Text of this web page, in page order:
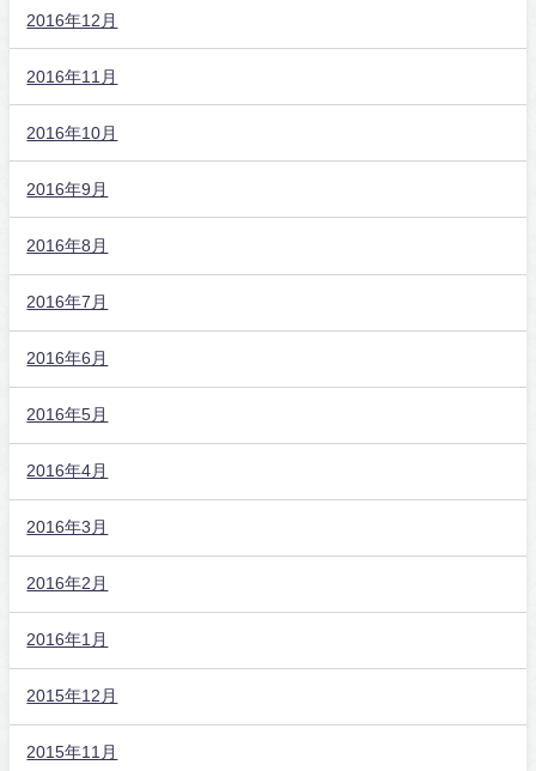
2016年12月
2016年11月
2016年10月
2016年9月
2016年8月
2016年7月
2016年6月
2016年5月
2016年4月
2016年3月
2016年2月
2016年1月
2015年12月
2015年11月